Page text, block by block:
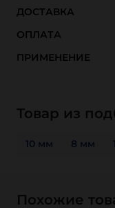
ДОСТАВКА
ОПЛАТА
ПРИМЕНЕНИЕ
Товар из
10 мм 8 мм
Похожие